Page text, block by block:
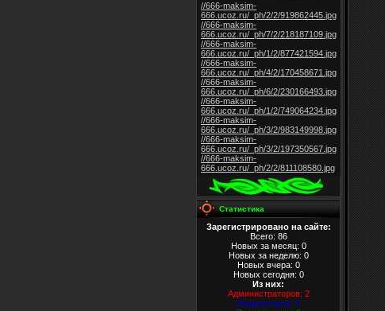
//666-maksim-
666.ucoz.ru/_ph/2/2/919862445.jpg
//666-maksim-
666.ucoz.ru/_ph/7/2/218187109.jpg
//666-maksim-
666.ucoz.ru/_ph/1/2/877421594.jpg
//666-maksim-
666.ucoz.ru/_ph/4/2/170458671.jpg
//666-maksim-
666.ucoz.ru/_ph/6/2/230166493.jpg
//666-maksim-
666.ucoz.ru/_ph/1/2/749064234.jpg
//666-maksim-
666.ucoz.ru/_ph/3/2/983149998.jpg
//666-maksim-
666.ucoz.ru/_ph/3/2/197350567.jpg
//666-maksim-
666.ucoz.ru/_ph/2/2/811108580.jpg
Статистика
Зарегистрировано на сайте:
Всего: 86
Новых за месяц: 0
Новых за неделю: 0
Новых вчера: 0
Новых сегодня: 0
Из них:
Администраторов: 2
Модераторов: 5